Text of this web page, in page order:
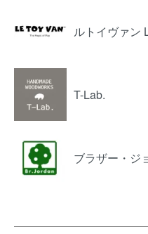
ルトイヴァン
T-Lab.
ブラザー・ジ